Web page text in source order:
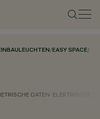
/EASY SPACE/
DATEN ELEKTRISCHE